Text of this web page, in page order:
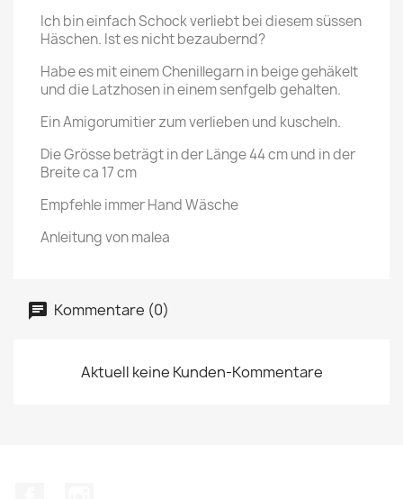
Ich bin einfach Schock verliebt bei diesem süssen
Häschen. Ist es nicht bezaubernd?
Habe es mit einem Chenillegarn in beige gehäkelt
und die Latzhosen in einem senfgelb gehalten.
Ein Amigorumitier zum verlieben und kuscheln.
Die Grösse beträgt in der Länge 44 cm und in der
Breite ca 17 cm
Empfehle immer Hand Wäsche
Anleitung von malea
Kommentare (0)
Aktuell keine Kunden-Kommentare